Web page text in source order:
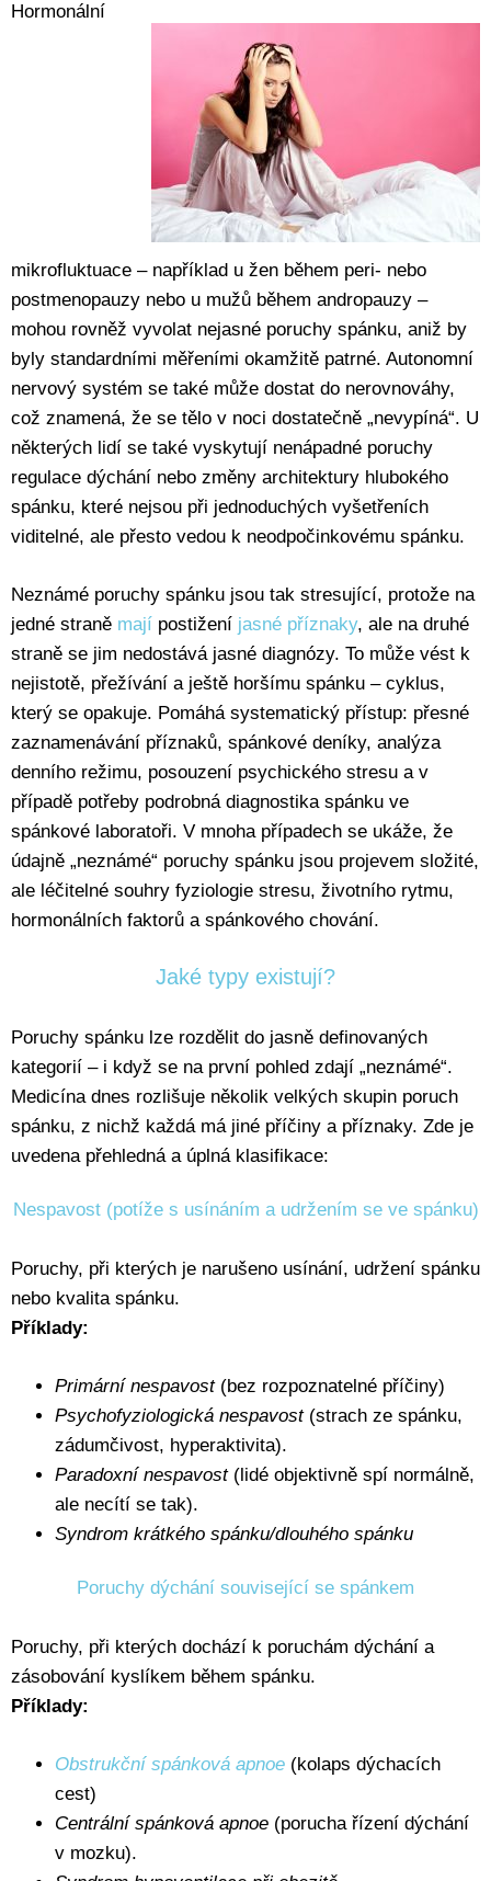
Hormonální
mikrofluktuace – například u žen během peri- nebo
postmenopauzy nebo u mužů během andropauzy –
mohou rovněž vyvolat nejasné poruchy spánku, aniž by
byly standardními měřeními okamžitě patrné. Autonomní
nervový systém se také může dostat do nerovnováhy,
což znamená, že se tělo v noci dostatečně „nevypíná“. U
některých lidí se také vyskytují nenápadné poruchy
regulace dýchání nebo změny architektury hlubokého
spánku, které nejsou při jednoduchých vyšetřeních
viditelné, ale přesto vedou k neodpočinkovému spánku.
Neznámé poruchy spánku jsou tak stresující, protože na
jedné straně mají postižení jasné příznaky, ale na druhé
straně se jim nedostává jasné diagnózy. To může vést k
nejistotě, přežívání a ještě horšímu spánku – cyklus,
který se opakuje. Pomáhá systematický přístup: přesné
zaznamenávání příznaků, spánkové deníky, analýza
denního režimu, posouzení psychického stresu a v
případě potřeby podrobná diagnostika spánku ve
spánkové laboratoři. V mnoha případech se ukáže, že
údajně „neznámé“ poruchy spánku jsou projevem složité,
ale léčitelné souhry fyziologie stresu, životního rytmu,
hormonálních faktorů a spánkového chování.
Jaké typy existují?
Poruchy spánku lze rozdělit do jasně definovaných
kategorií – i když se na první pohled zdají „neznámé“.
Medicína dnes rozlišuje několik velkých skupin poruch
spánku, z nichž každá má jiné příčiny a příznaky. Zde je
uvedena přehledná a úplná klasifikace:
Nespavost (potíže s usínáním a udržením se ve spánku)
Poruchy, při kterých je narušeno usínání, udržení spánku
nebo kvalita spánku.
Příklady:
Primární nespavost(bez rozpoznatelné příčiny)
Psychofyziologická nespavost(strach ze spánku,
zádumčivost, hyperaktivita).
Paradoxní nespavost(lidé objektivně spí normálně,
ale necítí se tak).
Syndrom krátkého spánku/dlouhého spánku
Poruchy dýchání související se spánkem
Poruchy, při kterých dochází k poruchám dýchání a
zásobování kyslíkem během spánku.
Příklady:
Obstrukční spánková apnoe (kolaps dýchacích
cest)
Centrální spánková apnoe (porucha řízení dýchání
v mozku).